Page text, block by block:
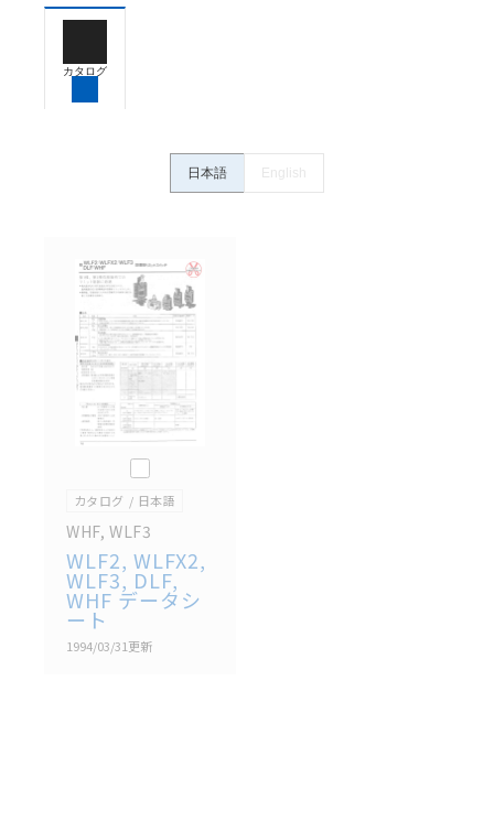
うな用途に使用される場合には、システム全体として
保できるよう設計されていること、および本製品が全
ていることを、必ず事前に確認してください。
ン事例は参考用ですので、ご採用に際しては機器・装
置の機能や安全性をご確認のうえご使用ください。・
ている可能性がありますがご容赦ください。
記載されているサービス内容や連絡先等は作成当時の
ものであり、変更・改定させていただいている可能性
があります。改めて当サイトの掲載内容をご確認のう
え、ご用命下さいますようお願いいたします。
カタログ
日本語 English
このカタログを選択
カタログ 日本語
WHF, WLF3
WLF2, WLFX2,
WLF3, DLF,
WHF データシ
ート
1994/03/31更新